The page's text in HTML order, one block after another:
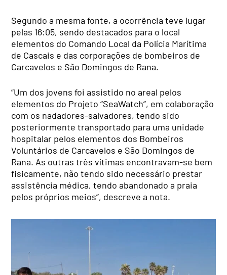
Segundo a mesma fonte, a ocorrência teve lugar
pelas 16:05, sendo destacados para o local
elementos do Comando Local da Polícia Marítima
de Cascais e das corporações de bombeiros de
Carcavelos e São Domingos de Rana.
“Um dos jovens foi assistido no areal pelos
elementos do Projeto “SeaWatch”, em colaboração
com os nadadores-salvadores, tendo sido
posteriormente transportado para uma unidade
hospitalar pelos elementos dos Bombeiros
Voluntários de Carcavelos e São Domingos de
Rana. As outras três vítimas encontravam-se bem
fisicamente, não tendo sido necessário prestar
assistência médica, tendo abandonado a praia
pelos próprios meios”, descreve a nota.